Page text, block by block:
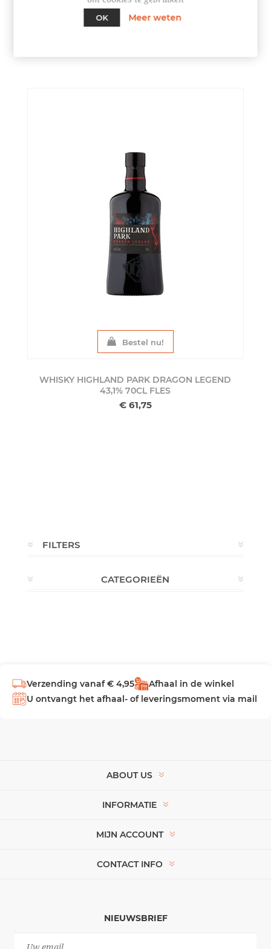
WHISKY HIGHLAND PARK 12Y *70CL*SINGLE MALT
Bestel nu!
WHISKY HIGHLAND PARK DRAGON LEGEND
43,1% 70CL FLES
€ 61,75
FILTERS
CATEGORIEËN
Verzending vanaf € 4,95
Afhaal in de winkel
U ontvangt het afhaal- of leveringsmoment via mail
ABOUT US
INFORMATIE
MIJN ACCOUNT
CONTACT INFO
NIEUWSBRIEF
OK
Meer weten